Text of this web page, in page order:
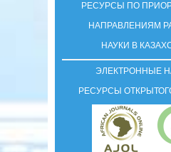
РЕСУРСЫ ПО
НАПРАВЛЕНИЯМ
НАУКИ В
ЭЛЕКТРОННЫЕ
РЕСУРСЫ